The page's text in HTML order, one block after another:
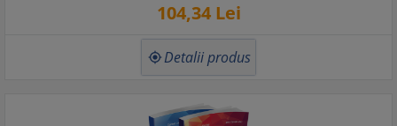
104,34Lei
 Detalii produs